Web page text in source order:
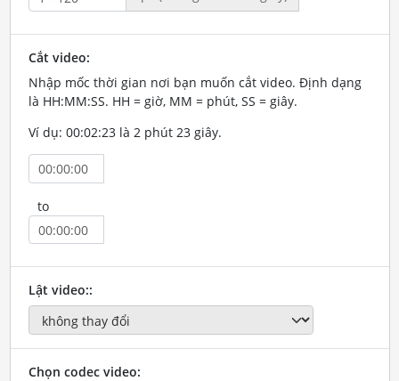
Cắt video:
Nhập mốc thời gian nơi bạn muốn cắt video. Định dạng
là HH:MM:SS. HH = giờ, MM = phút, SS = giây.
Ví dụ: 00:02:23 là 2 phút 23 giây.
to
Lật video::
Chọn codec video: